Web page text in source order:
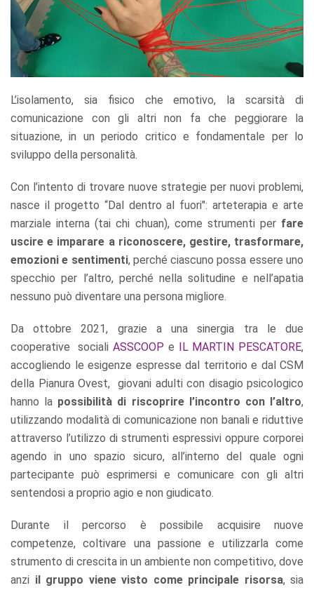
L’isolamento, sia fisico che emotivo, la scarsità di
comunicazione con gli altri non fa che peggiorare la
situazione, in un periodo critico e fondamentale per lo
sviluppo della personalità.
Con l’intento di trovare nuove strategie per nuovi problemi,
nasce il progetto “Dal dentro al fuori": arteterapia e arte
marziale interna (tai chi chuan), come strumenti per fare
uscire e imparare a riconoscere, gestire, trasformare,
emozioni e sentimenti, perché ciascuno possa essere uno
specchio per l’altro, perché nella solitudine e nell’apatia
nessuno può diventare una persona migliore.
Da ottobre 2021, grazie a una sinergia tra le due
cooperative socialiASSCOOP e IL MARTIN PESCATORE,
accogliendo le esigenze espresse dal territorio e dal CSM
della Pianura Ovest, giovani adulti con disagio psicologico
hanno la possibilità di riscoprire l’incontro con l’altro,
utilizzando modalità di comunicazione non banali e riduttive
attraverso l’utilizzo di strumenti espressivi oppure corporei
agendo in uno spazio sicuro, all’interno del quale ogni
partecipante può esprimersi e comunicare con gli altri
sentendosi a proprio agio e non giudicato.
Durante il percorso è possibile acquisire nuove
competenze, coltivare una passione e utilizzarla come
strumento di crescita in un ambiente non competitivo, dove
anzi il gruppo viene visto come principale risorsa, sia